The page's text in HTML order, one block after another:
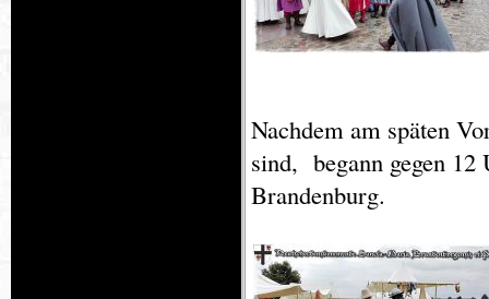
Nachdem am späten
sind, begann gegen
Brandenburg.